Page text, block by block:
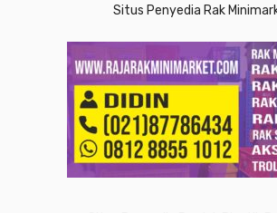
Situs Penyedia Rak